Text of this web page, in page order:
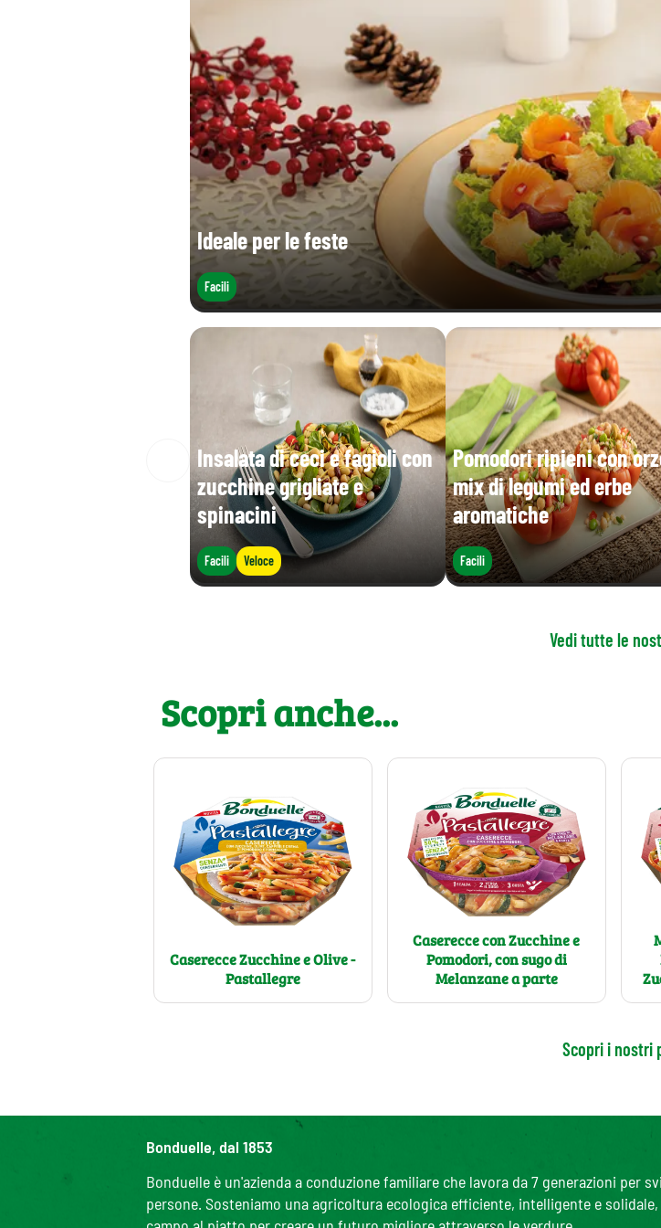
Ideale per le feste
Facili
Insalata di ceci e fagioli con
zucchine grigliate e
spinacini
Facili Veloce
Pomodori ripieni con
mix di legumi ed erbe
aromatiche
Facili
Vedi tutte le
Scopri anche...
Caserecce Zucchine e Olive -
Pastallegre
Caserecce con Zucchine e
Pomodori, con sugo di
Melanzane a parte
Scopri i nostri
Bonduelle, dal 1853
Bonduelle è un'azienda a conduzione familiare che lavora da 7 generazioni
persone. Sosteniamo una agricoltura ecologica efficiente, intelligente e